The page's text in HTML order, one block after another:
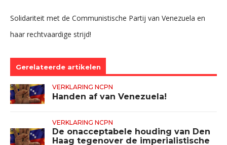
Solidariteit met de Communistische Partij van Venezuela en
haar rechtvaardige strijd!
Gerelateerde artikelen
VERKLARING NCPN
Handen af van Venezuela!
VERKLARING NCPN
De onacceptabele houding van Den
Haag tegenover de imperialistische